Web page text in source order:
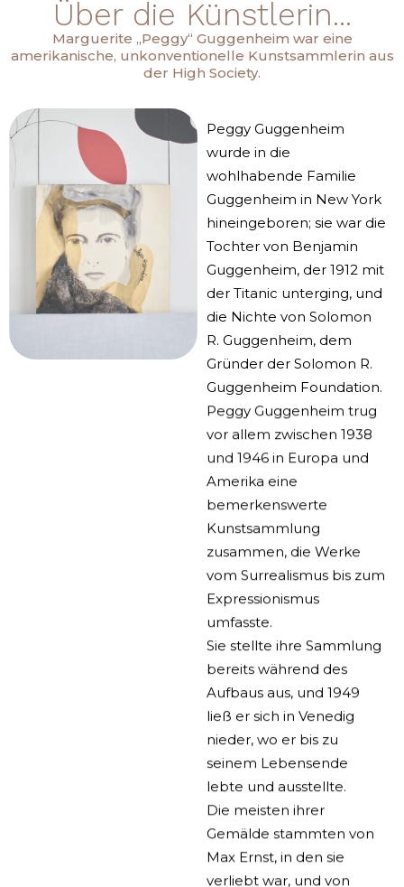
Über die Künstlerin...
Marguerite „Peggy“ Guggenheim war eine
amerikanische, unkonventionelle Kunstsammlerin aus
der High Society.
Peggy Guggenheim
wurde in die
wohlhabende Familie
Guggenheim in New York
hineingeboren; sie war die
Tochter von Benjamin
Guggenheim, der 1912 mit
der Titanic unterging, und
die Nichte von Solomon
R. Guggenheim, dem
Gründer der Solomon R.
Guggenheim Foundation.
Peggy Guggenheim trug
vor allem zwischen 1938
und 1946 in Europa und
Amerika eine
bemerkenswerte
Kunstsammlung
zusammen, die Werke
vom Surrealismus bis zum
Expressionismus
umfasste.
Sie stellte ihre Sammlung
bereits während des
Aufbaus aus, und 1949
ließ er sich in Venedig
nieder, wo er bis zu
seinem Lebensende
lebte und ausstellte.
Die meisten ihrer
Gemälde stammten von
Max Ernst, in den sie
verliebt war, und von